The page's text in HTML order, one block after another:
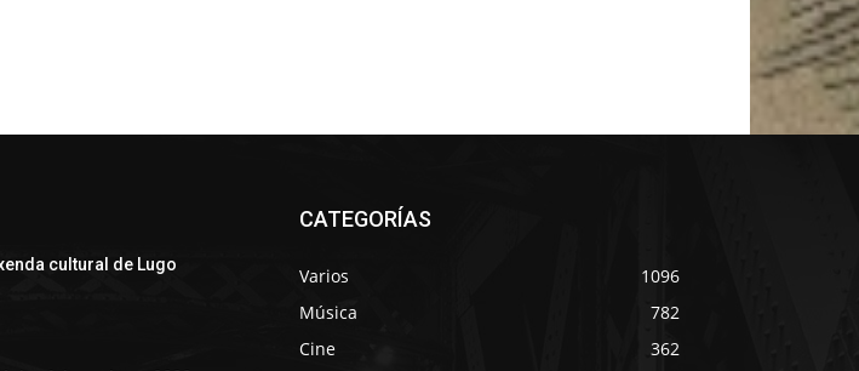
cultural de Lugo
CATEGORÍAS
Varios
1096
Música
782
Cine
362